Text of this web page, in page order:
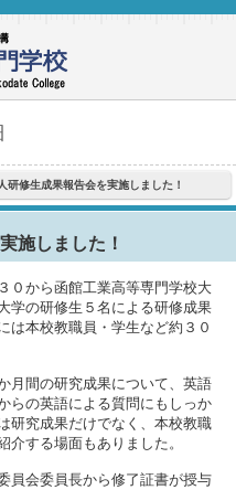
研修生成果報告会を実施しました！
施しました！
０から函館工業高等専門学校大
学の研修生５名による研修成果
は本校教職員・学生など約３０
月間の研究成果について、英語
らの英語による質問にもしっか
研究成果だけでなく、本校教職
介する場面もありました。
員会委員長から修了証書が授与